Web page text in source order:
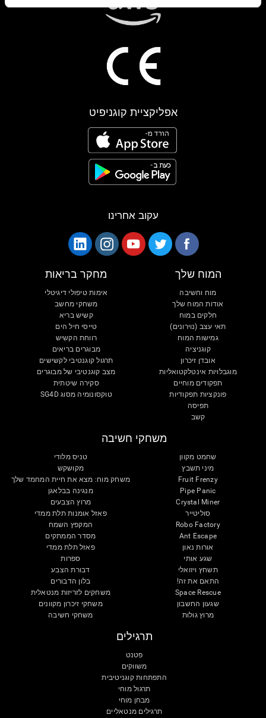
אפליקציית קוגניפיט
עקוב אחרינו
המוח שלך
מוח וחשיבה
אודות המוח שלך
חלקים במוח
תאי עצב (נוירונים)
גמישות המוח
קוגניציה
אובדן זיכרון
מוגבלויות אינטלקטואליות
תפקודים מוחיים
פונקציות תפקודיות
תפיסה
קשב
מחקר בריאות
אימות טיפולי דיגיטלי
משחקי מחשב
קשיש בריא
טייסי חיל הים
רווחת הקשיש
מבוגרים בריאים
תרגול קוגנטיבי לקשישים
מצב קוגנטיבי של מבוגרים
סקירה שיטתית
טוקסונומיה מסוג SG4D
משחקי חשיבה
שחמט מקוון
מיני תשבץ
Fruit Frenzy
Pipe Panic
Crystal Miner
סוליטייר
Robo Factory
Ant Escape
אורות נאון
שגע אותי
תשחץ ויזואלי
התאם את זה!
Space Rescue
שגעון החשבון
מרוץ גולות
טניס מלודי
מקושקש
משחק מוח: מצא את חיית המחמד שלך
מנגינה בבלאגן
מרוץ הצבעים
פאזל אומנות תלת ממדי
המקפץ השמח
מסדר הממתקים
פאזל תלת ממדי
ספרות
דבורת הצבע
בלון הדבורים
משחקים לזריזות מנטאלית
משחקי זיכרון מקוונים
משחקי חשיבה
תרגילים
פטנט
משווקים
התפתחות קוגניטיבית
תרגול מוחי
מבחן מוחי
תרגילים מנטאליים